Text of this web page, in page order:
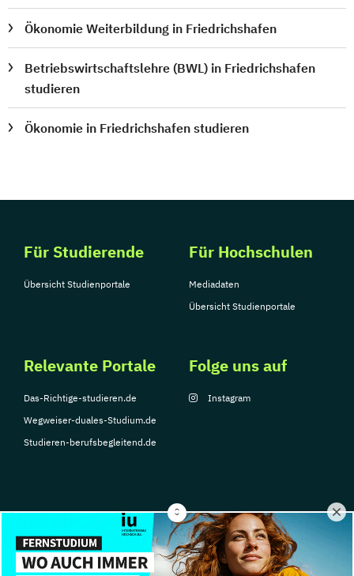
Ökonomie Weiterbildung in Friedrichshafen
Betriebswirtschaftslehre (BWL) in Friedrichshafen
studieren
Ökonomie in Friedrichshafen studieren
Für Studierende
Übersicht Studienportale
Für Hochschulen
Mediadaten
Übersicht Studienportale
Relevante Portale
Das-Richtige-studieren.de
Wegweiser-duales-Studium.de
Studieren-berufsbegleitend.de
Folge uns auf
Instagram
© Copyright 2026, TarGroup Media GmbH
Impressum
Datenschutzerklärung Nutzungsbedingungen